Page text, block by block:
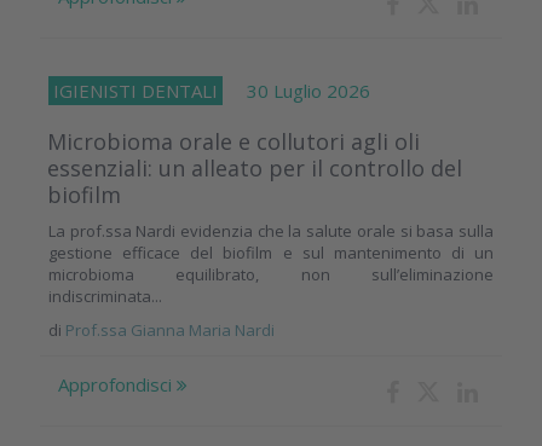
IGIENISTI DENTALI 30 Luglio 2026
Microbioma orale e collutori agli oli
essenziali: un alleato per il controllo del
biofilm
La prof.ssa Nardi evidenzia che la salute orale si basa sulla
gestione efficace del biofilm e sul mantenimento di un
microbioma equilibrato, non sull’eliminazione
indiscriminata...
di Prof.ssa Gianna Maria Nardi
Approfondisci